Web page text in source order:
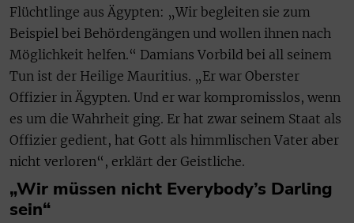
Flüchtlinge aus Ägypten: „Wir begleiten sie zum
Beispiel bei Behördengängen und wollen ihnen nach
Möglichkeit helfen.“ Damians Vorbild bei all seinem
Tun ist der Heilige Mauritius. „Er war Oberster
Offizier in Ägypten. Und er war kompromisslos, wenn
es um die Wahrheit ging. Er hat zwar seinem Staat als
Offizier gedient, hat Gott als himmlischen Vater aber
nicht verloren“, erklärt der Geistliche.
„Wir müssen nicht Everybody’s Darling
sein“